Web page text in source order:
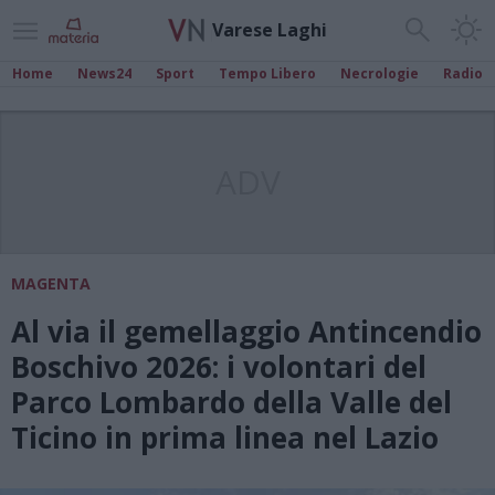
Varese Laghi
Home News24 Sport Tempo Libero Necrologie Radio
MAGENTA
Al via il gemellaggio Antincendio
Boschivo 2026: i volontari del
Parco Lombardo della Valle del
Ticino in prima linea nel Lazio